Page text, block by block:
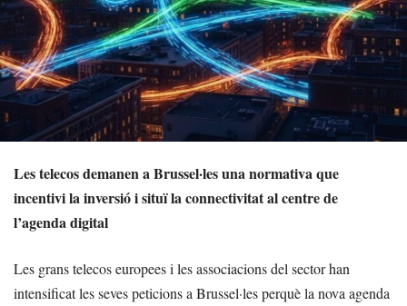
Les telecos demanen a Brussel·les una normativa que
incentivi la inversió i situï la connectivitat al centre de
l’agenda digital
Les grans telecos europees i les associacions del sector han
intensificat les seves peticions a Brussel·les perquè la nova agenda